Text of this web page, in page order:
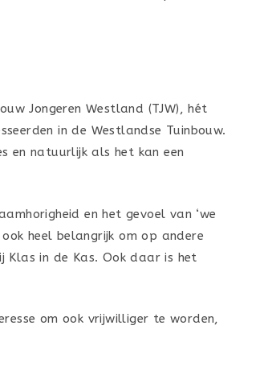
Jongeren Westland (TJW), hét
in de Westlandse Tuinbouw.
en natuurlijk als het kan een
en het gevoel van ‘we
heel belangrijk om op andere
Klas in de Kas. Ook daar is het
om ook vrijwilliger te worden,